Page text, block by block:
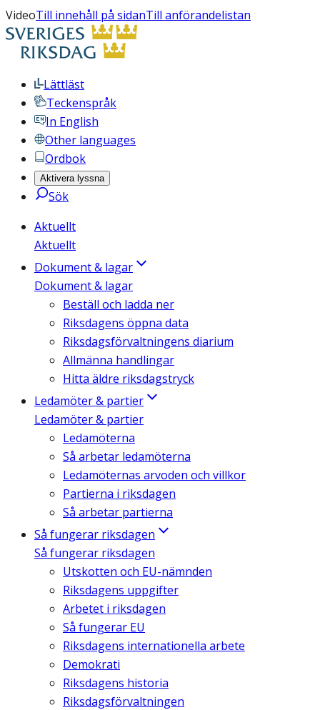
VideoTill innehåll på sidanTill anförandelistan
Lättläst
Teckenspråk
In English
Other languages
Ordbok
Aktivera lyssna
Sök
Aktuellt
Aktuellt
Dokument & lagar
Dokument & lagar
Beställ och ladda ner
Riksdagens öppna data
Riksdagsförvaltningens diarium
Allmänna handlingar
Hitta äldre riksdagstryck
Ledamöter & partier
Ledamöter & partier
Ledamöterna
Så arbetar ledamöterna
Ledamöternas arvoden och villkor
Partierna i riksdagen
Så arbetar partierna
Så fungerar riksdagen
Så fungerar riksdagen
Utskotten och EU-nämnden
Riksdagens uppgifter
Arbetet i riksdagen
Så fungerar EU
Riksdagens internationella arbete
Demokrati
Riksdagens historia
Riksdagsförvaltningen